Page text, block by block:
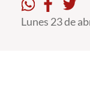
Estudiantes
Lunes 23 de